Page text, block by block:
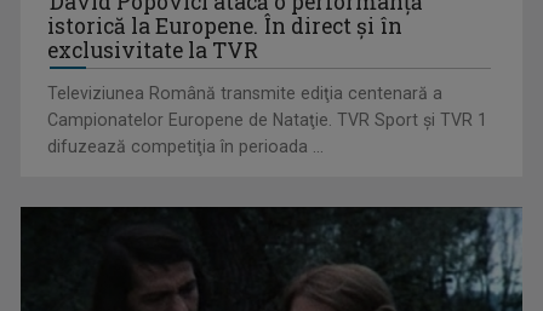
Horoscopul zilei de 22 iulie
istorică la Europene. În direct şi în
exclusivitate la TVR
Televiziunea Română transmite ediţia centenară a
Campionatelor Europene de Nataţie. TVR Sport şi TVR 1
difuzează competiţia în perioada ...